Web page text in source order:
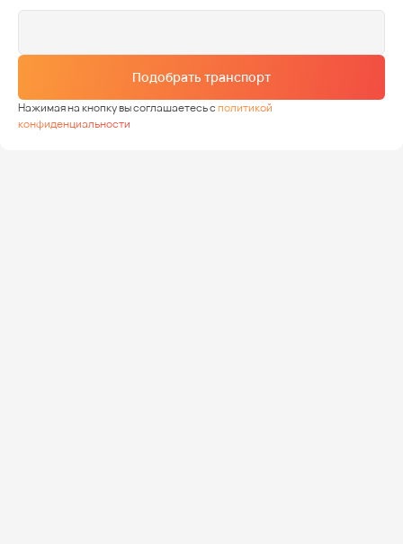
Подобрать транспорт
Нажимая на кнопку вы соглашаетесь сполитикой
конфиденциальности